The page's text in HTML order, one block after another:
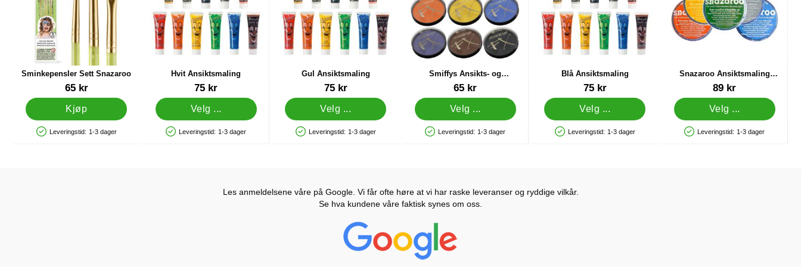
Sminkepensler Sett Snazaroo
Varenummer 13517
65 kr
Kjøp
Produkttilgjengelighet: På lager
Leveringstid: 1-3 dager
Hvit Ansiktsmaling
Varenummer 1159
75 kr
Velg ...
Produkttilgjengelighet: På lager
Leveringstid: 1-3 dager
Gul Ansiktsmaling
Varenummer 1158
75 kr
Velg ...
Produkttilgjengelighet: På lager
Leveringstid: 1-3 dager
Smiffys Ansikts- og
Kroppsmaling FX
Varenummer 9399
65 kr
Velg ...
Produkttilgjengelighet: På lager
Leveringstid: 1-3 dager
Blå Ansiktsmaling
Varenummer 1155
75 kr
Velg ...
Produkttilgjengelighet: På lager
Leveringstid: 1-3 dager
Snazaroo Ansiktsmaling
Oransje
Varenummer 8952
89 kr
Velg ...
Produkttilgjengelighet: På lager
Leveringstid: 1-3 dager
Les anmeldelsene våre på Google. Vi får ofte høre at vi har raske leveranser og ryddige vilkår.
Se hva kundene våre faktisk synes om oss.
Prisjakt Vurdering: 4.6 Stjerne